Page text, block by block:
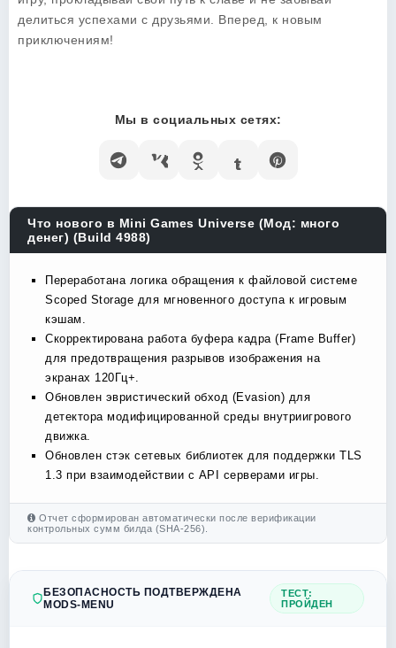
делиться успехами с друзьями. Вперед, к новым
приключениям!
Мы в социальных сетях:
Что нового в Mini Games Universe (Мод: много
денег) (Build 4988)
Переработана логика обращения к файловой системе
Scoped Storage для мгновенного доступа к игровым
кэшам.
Скорректирована работа буфера кадра (Frame Buffer)
для предотвращения разрывов изображения на
экранах 120Гц+.
Обновлен эвристический обход (Evasion) для
детектора модифицированной среды внутриигрового
движка.
Обновлен стэк сетевых библиотек для поддержки TLS
1.3 при взаимодействии с API серверами игры.
Отчет сформирован автоматически после верификации
контрольных сумм билда (SHA-256).
БЕЗОПАСНОСТЬ ПОДТВЕРЖДЕНА
MODS-MENU
ТЕСТ:
ПРОЙДЕН